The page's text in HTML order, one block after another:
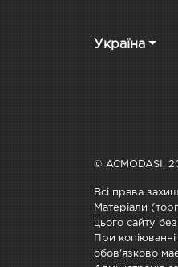
Україна
© ACMODASI,
Всі права
Матеріали
цього сайту
При
обов'язково